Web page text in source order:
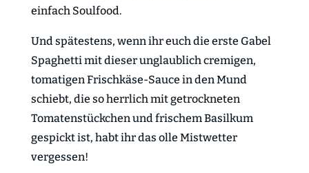
einfach Soulfood.
Und spätestens, wenn ihr euch die erste Gabel
Spaghetti mit dieser unglaublich cremigen,
tomatigen Frischkäse-Sauce in den Mund
schiebt, die so herrlich mit getrockneten
Tomatenstückchen und frischem Basilkum
gespickt ist, habt ihr das olle Mistwetter
vergessen!